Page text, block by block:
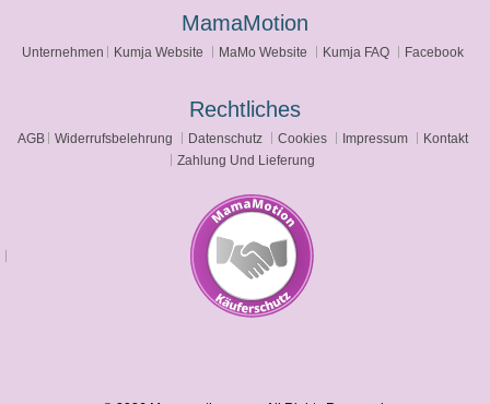
MamaMotion
Unternehmen Kumja Website MaMo Website Kumja FAQ Facebook
Rechtliches
AGB Widerrufsbelehrung Datenschutz Cookies Impressum
Kontakt
Zahlung Und Lieferung